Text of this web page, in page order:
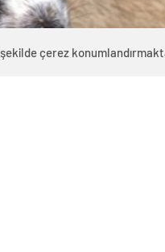
çerez